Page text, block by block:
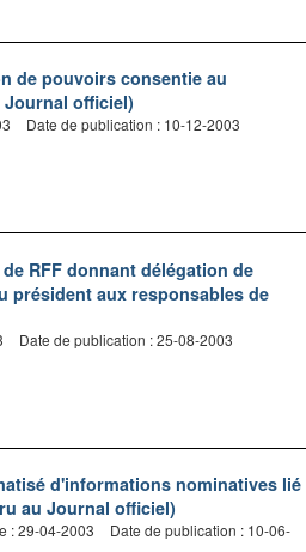
de pouvoirs consentie au
officiel)
Date de publication : 10-12-2003
RFF donnant délégation de
président aux responsables de
Date de publication : 25-08-2003
d'informations nominatives lié
au Journal officiel)
: 29-04-2003
Date de publication : 10-06-